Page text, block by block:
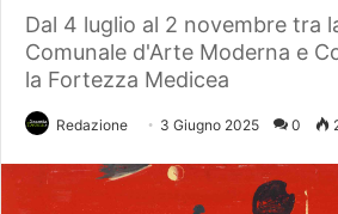
Dal 4 luglio al 2 novembre tra
Comunale d'Arte Moderna e
la Fortezza Medicea
Redazione 3 Giugno 2025 0